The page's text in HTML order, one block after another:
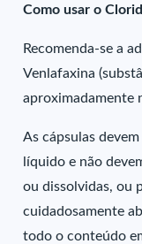
Como usar o
Recomenda-se a
Venlafaxina
aproximadamente
As cápsulas
líquido e não
ou dissolvidas, ou
cuidadosamente
todo o conteúdo